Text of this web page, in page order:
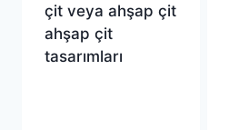
çit veya ahşap çit
ahşap çit
tasarımları